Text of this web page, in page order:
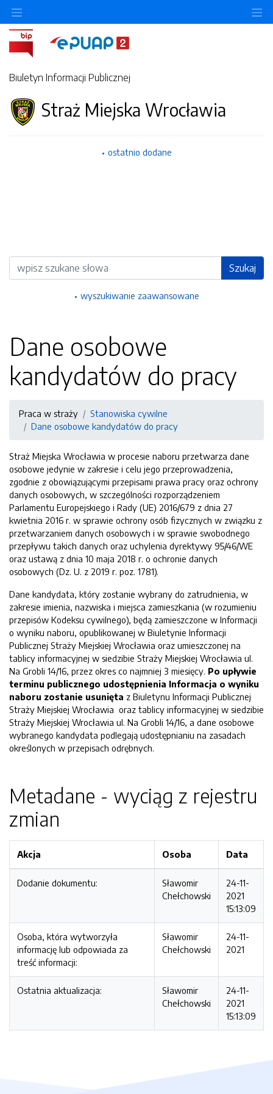
Biuletyn Informacji Publicznej
Straż Miejska Wrocławia
ostatnio dodane
Wyszukiwarka Szukaj
wyszukiwanie zaawansowane
Dane osobowe
kandydatów do pracy
Praca w straży
Stanowiska cywilne
Dane osobowe kandydatów do pracy
Straż Miejska Wrocławia w procesie naboru przetwarza dane
osobowe jedynie w zakresie i celu jego przeprowadzenia,
zgodnie z obowiązującymi przepisami prawa pracy oraz ochrony
danych osobowych, w szczególności rozporządzeniem
Parlamentu Europejskiego i Rady (UE) 2016/679 z dnia 27
kwietnia 2016 r. w sprawie ochrony osób fizycznych w związku z
przetwarzaniem danych osobowych i w sprawie swobodnego
przepływu takich danych oraz uchylenia dyrektywy 95/46/WE
oraz ustawą z dnia 10 maja 2018 r. o ochronie danych
osobowych (Dz. U. z 2019 r. poz. 1781).
Dane kandydata, który zostanie wybrany do zatrudnienia, w
zakresie imienia, nazwiska i miejsca zamieszkania (w rozumieniu
przepisów Kodeksu cywilnego), będą zamieszczone w Informacji
o wyniku naboru, opublikowanej w Biuletynie Informacji
Publicznej Straży Miejskiej Wrocławia oraz umieszczonej na
tablicy informacyjnej w siedzibie Straży Miejskiej Wrocławia ul.
Na Grobli 14/16, przez okres co najmniej 3 miesięcy. Po upływie
terminu publicznego udostępnienia Informacja o wyniku
naboru zostanie usunięta z Biuletynu Informacji Publicznej
Straży Miejskiej Wrocławia oraz tablicy informacyjnej w siedzibie
Straży Miejskiej Wrocławia ul. Na Grobli 14/16, a dane osobowe
wybranego kandydata podlegają udostępnianiu na zasadach
określonych w przepisach odrębnych.
Metadane - wyciąg z rejestru
zmian
Akcja Osoba Data
Dodanie dokumentu:
Sławomir
Chełchowski
24-11-
2021
15:13:09
Osoba, która wytworzyła
informację lub odpowiada za
treść informacji:
Sławomir
Chełchowski
24-11-
2021
Ostatnia aktualizacja:
Sławomir
Chełchowski
24-11-
2021
15:13:09